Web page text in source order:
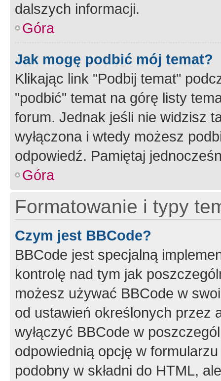
dalszych informacji.
Góra
Jak mogę podbić mój temat?
Klikając link "Podbij temat"
"podbić" temat na górę listy
forum. Jednak jeśli nie widzisz
wyłączona i wtedy możesz
odpowiedź. Pamiętaj
Góra
Formatowanie i typy
Czym jest BBCode?
BBCode jest specjalną
kontrolę nad tym jak
możesz używać BBCode w
od ustawień określonych przez
wyłączyć BBCode w
odpowiednią opcję w
podobny w składni do HTML,